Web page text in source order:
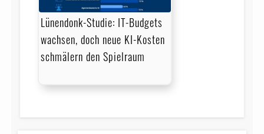
Lünendonk-Studie: IT-Budgets
wachsen, doch neue KI-Kosten
schmälern den Spielraum